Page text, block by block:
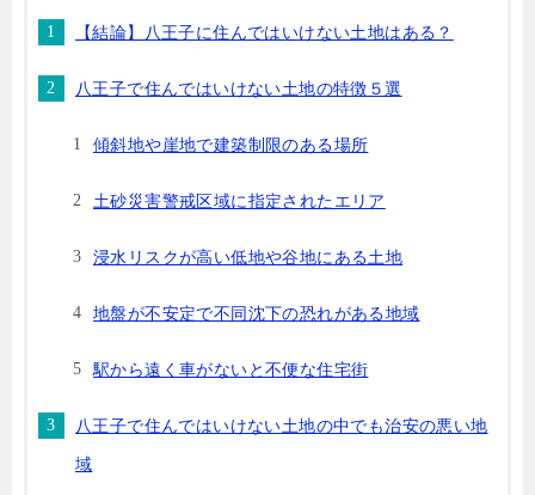
【結論】八王子に住んではいけない土地はある？
八王子で住んではいけない土地の特徴５選
傾斜地や崖地で建築制限のある場所
土砂災害警戒区域に指定されたエリア
浸水リスクが高い低地や谷地にある土地
地盤が不安定で不同沈下の恐れがある地域
駅から遠く車がないと不便な住宅街
八王子で住んではいけない土地の中でも治安の悪い地
域